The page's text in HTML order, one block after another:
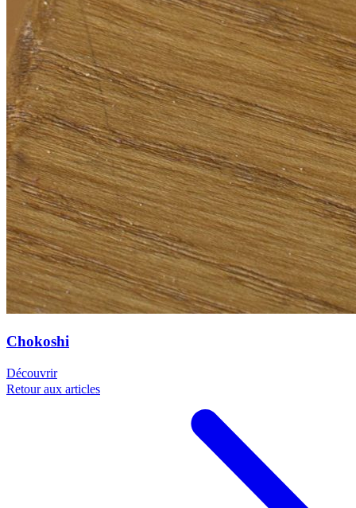
Chokoshi
Découvrir
Retour aux articles